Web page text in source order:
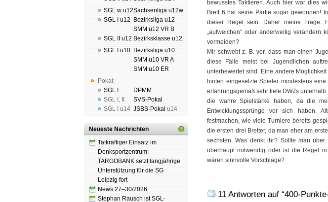
SGL w u12
SGL I u12
SGL II u12
SGL I u10
Pokal:
SGL I
SGL I ,
SGL I
u14
Sachsenliga u12w
Bezirksliga u12
SMM u12 VR B
Bezirksklasse u12
Bezirksliga u10
SMM u10 VR A
SMM u10 ER
DPMM
SVS-Pokal
JSBS-Pokal u14
Neueste Nachrichten
Tatkräftiger Einsatz im
Denksportzentrum:
TARGOBANK setzt langjährige
Unterstützung für die SG
Leipzig fort
News 27–30/2026
Stephan Rausch ist SGL-
bewusstes Taktieren. Auch hier war dies
Brett 6 hat seine Partie sogar gewonnen!
dieser Regel sein. Daher meine Frage:
„aufweichen“ oder anderweitig verändern
vermeiden?
Mir schwebt z. B. vor, dass man einen
diese Fälle meist bei Jugendlichen
unterbewertet sind. Eine andere
hinten eingesetzte Spieler mindestens
erfahrungsgemäß sehr tiefe DWZs
die wahre Spielstärke haben, da die
Entwicklungssprünge vor sich haben.
festmachen, wie viele Turniere bereits
die ersten drei Bretter, da man eher am
sechsten. Was denkt ihr? Sollte man
überhaupt notwendig oder ist die Regel
wären sinnvolle Vorschläge?
11 Antworten auf “400-